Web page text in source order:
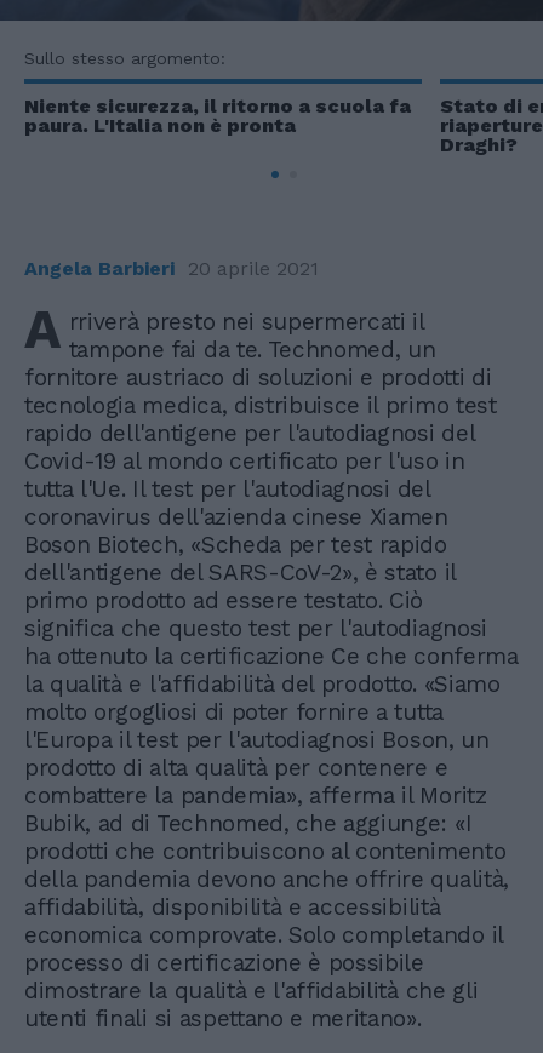
Sullo stesso argomento:
Niente sicurezza, il ritorno a scuola fa
paura. L'Italia non è pronta
Stato di
Draghi?
Angela Barbieri 20 aprile 2021
A rriverà presto nei supermercati il
tampone fai da te. Technomed, un
fornitore austriaco di soluzioni e prodotti di
tecnologia medica, distribuisce il primo test
rapido dell'antigene per l'autodiagnosi del
Covid-19 al mondo certificato per l'uso in
tutta l'Ue. Il test per l'autodiagnosi del
coronavirus dell'azienda cinese Xiamen
Boson Biotech, «Scheda per test rapido
dell'antigene del SARS-CoV-2», è stato il
primo prodotto ad essere testato. Ciò
significa che questo test per l'autodiagnosi
ha ottenuto la certificazione Ce che conferma
la qualità e l'affidabilità del prodotto. «Siamo
molto orgogliosi di poter fornire a tutta
l'Europa il test per l'autodiagnosi Boson, un
prodotto di alta qualità per contenere e
combattere la pandemia», afferma il Moritz
Bubik, ad di Technomed, che aggiunge: «I
prodotti che contribuiscono al contenimento
della pandemia devono anche offrire qualità,
affidabilità, disponibilità e accessibilità
economica comprovate. Solo completando il
processo di certificazione è possibile
dimostrare la qualità e l'affidabilità che gli
utenti finali si aspettano e meritano».